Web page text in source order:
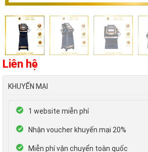
Liên hệ
KHUYẾN MẠI
1 website miễn phí
Nhận voucher khuyến mại 20%
Miễn phí vận chuyển toàn quốc